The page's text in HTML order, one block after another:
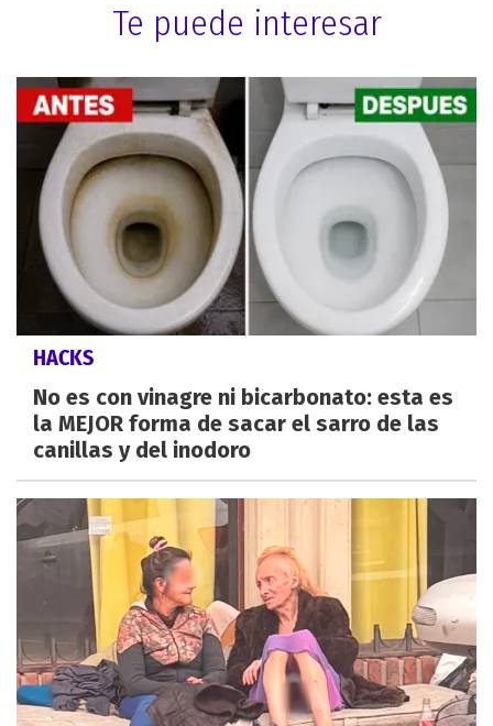
Te puede interesar
HACKS
No es con vinagre ni bicarbonato: esta es
la MEJOR forma de sacar el sarro de las
canillas y del inodoro